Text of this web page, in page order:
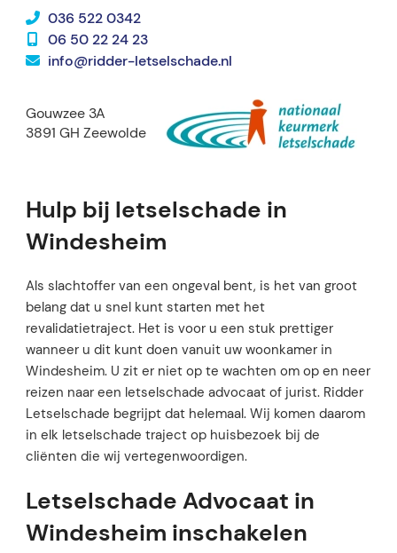
036 522 0342
06 50 22 24 23
info@ridder-letselschade.nl
Gouwzee 3A
3891 GH Zeewolde
Hulp bij letselschade in
Windesheim
Als slachtoffer van een ongeval bent, is het van groot
belang dat u snel kunt starten met het
revalidatietraject. Het is voor u een stuk prettiger
wanneer u dit kunt doen vanuit uw woonkamer in
Windesheim. U zit er niet op te wachten om op en neer
reizen naar een letselschade advocaat of jurist. Ridder
Letselschade begrijpt dat helemaal. Wij komen daarom
in elk letselschade traject op huisbezoek bij de
cliënten die wij vertegenwoordigen.
Letselschade Advocaat in
Windesheim inschakelen